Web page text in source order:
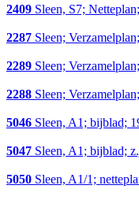
2409 Sleen, S7;
2287 Sleen;
2289 Sleen;
2288 Sleen;
5046 Sleen, A1; bijblad;
5047 Sleen, A1; bijblad;
5050 Sleen, A1/1;